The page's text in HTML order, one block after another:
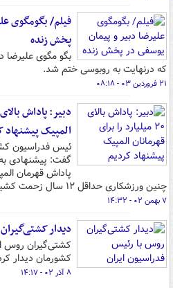
فیلم/ بگومگوی
پخش زنده
بگو مگوی علیرضا
که درنهایت به روبوسی ختم شد.
۲۱ فروردین ۰۳ - ۰۸:۱۸
المپیک پیشنهاد
ئیس فدراسیون
گفت: پیشنهادی
چنین ورزشکاری حداقل ۱۲ سال زحمت کشیده است.
۷ بهمن ۰۲ - ۱۴:۳۲
دیدار
کشتی‌گیران روس
کشورمان دیدار
۸ آذر ۰۲ - ۱۴:۱۷